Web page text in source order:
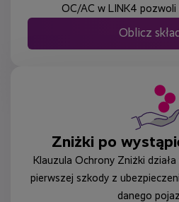
OC/AC w LINK4 pozwoli
Oblicz
Zniżki po
Klauzula Ochrony Zniżki
pierwszej szkody z
danego